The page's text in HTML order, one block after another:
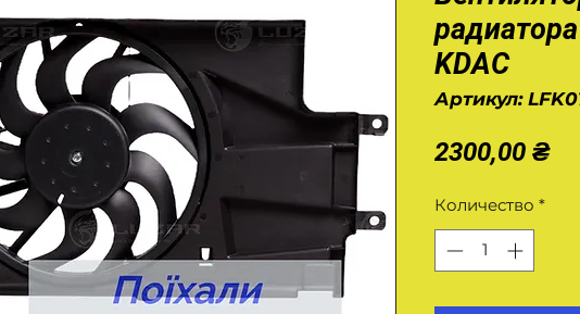
KDAC
Артикул:
2300,00 ₴
Количество *